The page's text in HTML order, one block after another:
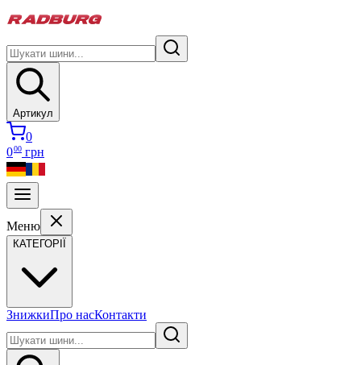
Артикул
0
000 грн
Меню
КАТЕГОРІЇ
ЗнижкиПро насКонтакти